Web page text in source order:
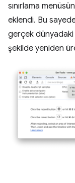
sınırlama
eklendi. Bu
gerçek
şekilde yeniden